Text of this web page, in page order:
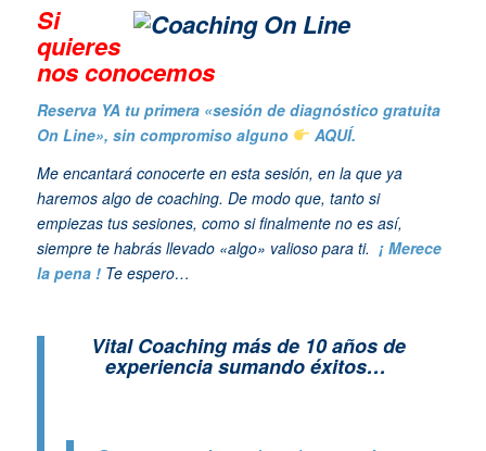
Si
quieres
nos conocemos
Reserva YA tu primera «sesión de diagnóstico gratuita
On Line», sin compromiso alguno
AQUÍ.
Me encantará conocerte en esta sesión, en la que ya
haremos algo de coaching. De modo que, tanto si
empiezas tus sesiones, como si finalmente no es así,
siempre te habrás llevado «algo» valioso para ti. ¡ Merece
la pena ! Te espero…
Vital Coaching más de 10 años de
experiencia sumando éxitos…